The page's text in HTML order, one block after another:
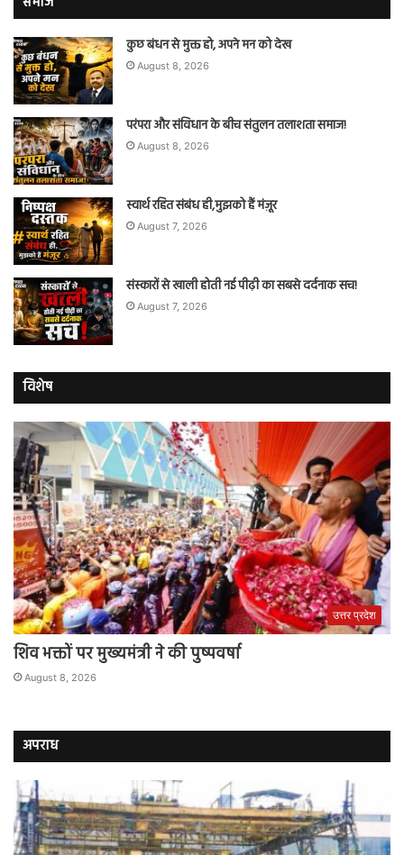
कुछ बंधन से मुक्त हो, अपने मन को देख
August 8, 2026
परंपरा और संविधान के बीच संतुलन तलाशता समाज!
August 8, 2026
स्वार्थ रहित संबंध ही,मुझको हैं मंज़ूर
August 7, 2026
संस्कारों से खाली होती नई पीढ़ी का सबसे दर्दनाक सच!
August 7, 2026
विशेष
उत्तर प्रदेश
शिव भक्तों पर मुख्यमंत्री ने की पुष्पवर्षा
August 8, 2026
अपराध